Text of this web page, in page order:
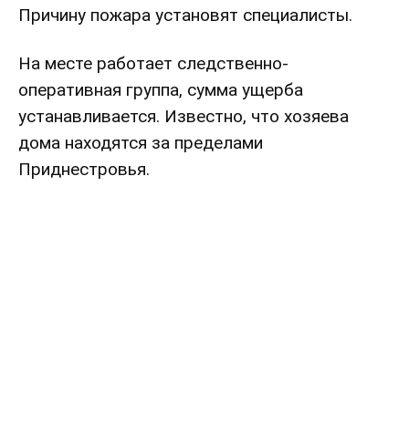
Причину пожара установят специалисты.
На месте работает следственно-
оперативная группа, сумма ущерба
устанавливается. Известно, что хозяева
дома находятся за пределами
Приднестровья.